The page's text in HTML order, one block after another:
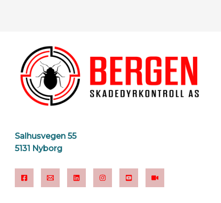
Salhusvegen 55
5131 Nyborg